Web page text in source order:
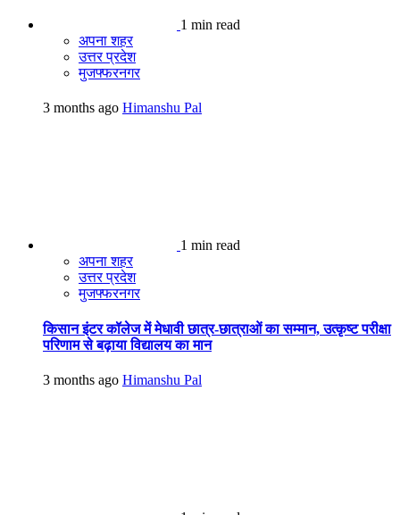
1 min read
अपना शहर
उत्तर प्रदेश
मुजफ्फरनगर
3 months ago Himanshu Pal
1 min read
अपना शहर
उत्तर प्रदेश
मुजफ्फरनगर
किसान इंटर कॉलेज में मेधावी छात्र-छात्राओं का सम्मान, उत्कृष्ट परीक्षा
परिणाम से बढ़ाया विद्यालय का मान
3 months ago Himanshu Pal